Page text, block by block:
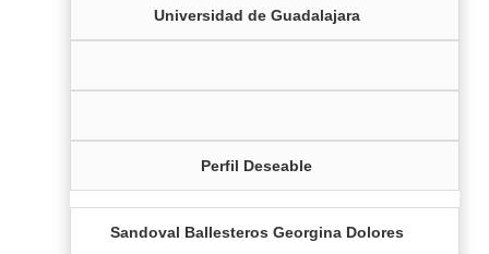
Universidad de Guadalajara
Perfil Deseable
Sandoval Ballesteros Georgina Dolores